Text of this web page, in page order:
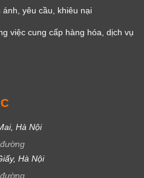
yêu cầu, khiêu nại
việc cung cấp hàng hóa, dịch vụ
Hà Nội
Hà Nội